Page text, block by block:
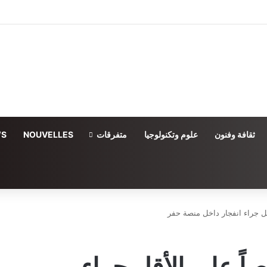
ثقافة وفنون علوم وتكنولوجيا متفرقات NOUVELLES